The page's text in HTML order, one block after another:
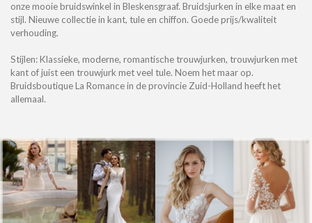
onze mooie bruidswinkel in Bleskensgraaf. Bruidsjurken in elke maat en
stijl. Nieuwe collectie in kant, tule en chiffon. Goede prijs/kwaliteit
verhouding.
Stijlen: Klassieke, moderne, romantische trouwjurken, trouwjurken met
kant of juist een trouwjurk met veel tule. Noem het maar op.
Bruidsboutique La Romance in de provincie Zuid-Holland heeft het
allemaal.